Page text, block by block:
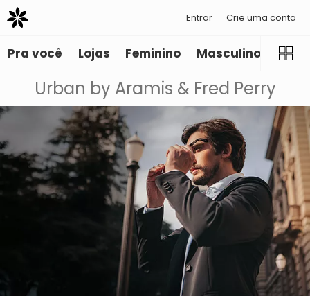
Entrar Crie uma conta
Pra você Lojas Feminino Masculino
Urban by Aramis & Fred Perry